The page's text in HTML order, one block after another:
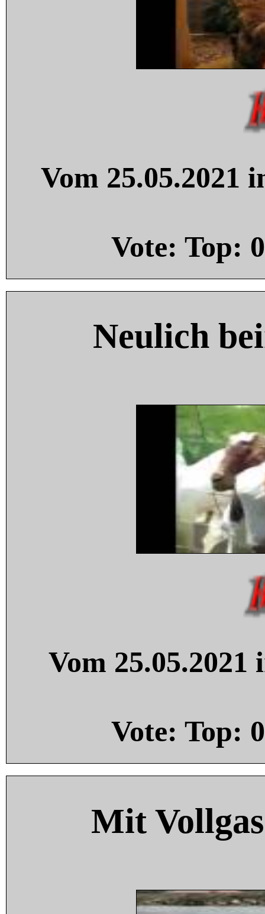
Vom 25.05.2021
Vote: Top: 0
Neulich
Vom
Vote: Top: 0
Mit